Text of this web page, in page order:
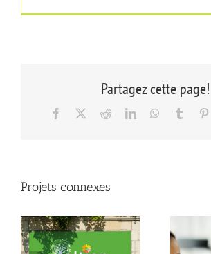
Partagez cette page!
Facebook RedditLinkedInWhatsApp
Tumblr
Projets connexes